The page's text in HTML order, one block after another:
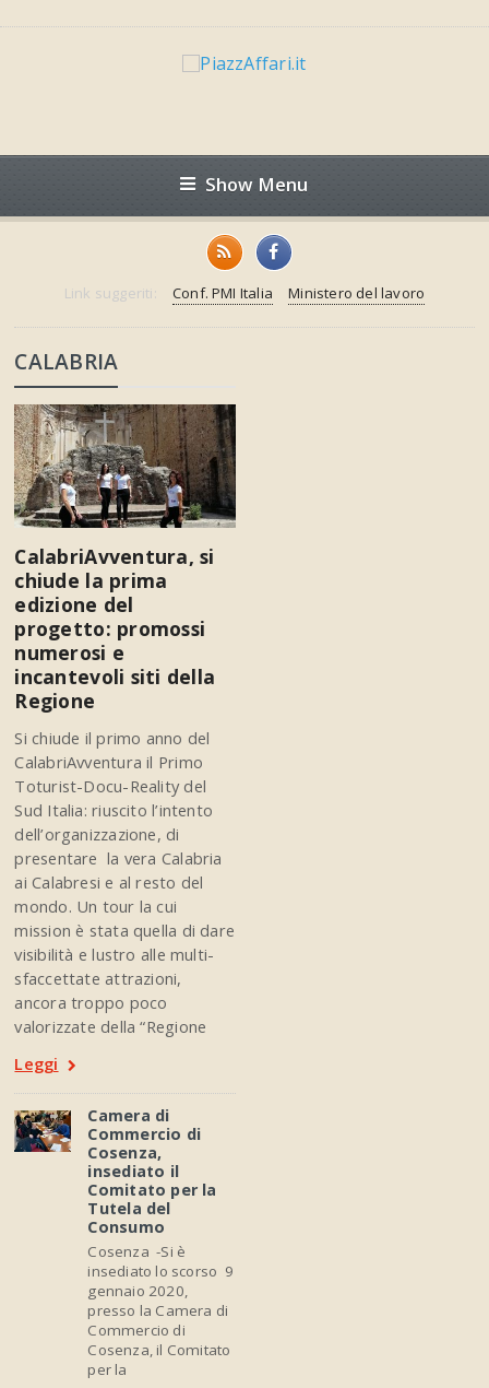
Show Menu
Link suggeriti: Conf. PMI Italia Ministero del lavoro
CALABRIA
CalabriAvventura, si
chiude la prima
edizione del
progetto: promossi
numerosi e
incantevoli siti della
Regione
Si chiude il primo anno del
CalabriAvventura il Primo
Toturist-Docu-Reality del
Sud Italia: riuscito l’intento
dell’organizzazione, di
presentare la vera Calabria
ai Calabresi e al resto del
mondo. Un tour la cui
mission è stata quella di dare
visibilità e lustro alle multi-
sfaccettate attrazioni,
ancora troppo poco
valorizzate della “Regione
Leggi
Camera di
Commercio di
Cosenza,
insediato il
Comitato per la
Tutela del
Consumo
Cosenza -Si è
insediato lo scorso 9
gennaio 2020,
presso la Camera di
Commercio di
Cosenza, il Comitato
per la